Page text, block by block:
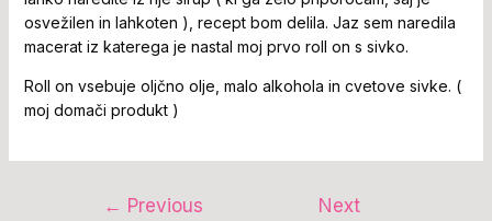
osvežilen in lahkoten ), recept bom delila. Jaz sem naredila
macerat iz katerega je nastal moj prvo roll on s sivko.
Roll on vsebuje oljčno olje, malo alkohola in cvetove sivke. (
moj domači produkt )
← Previous
Next